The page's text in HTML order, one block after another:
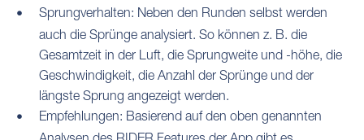
Sprungverhalten: Neben den Runden selbst werden
auch die Sprünge analysiert. So können z. B. die
Gesamtzeit in der Luft, die Sprungweite und -höhe, die
Geschwindigkeit, die Anzahl der Sprünge und der
längste Sprung angezeigt werden.
Empfehlungen: Basierend auf den oben genannten